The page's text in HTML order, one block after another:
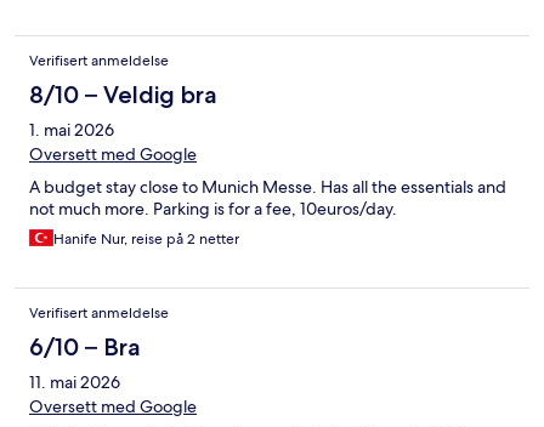
Verifisert anmeldelse
8/10 – Veldig bra
1. mai 2026
Oversett med Google
A budget stay close to Munich Messe. Has all the essentials and
not much more. Parking is for a fee, 10euros/day.
Hanife Nur, reise på 2 netter
Verifisert anmeldelse
6/10 – Bra
11. mai 2026
Oversett med Google